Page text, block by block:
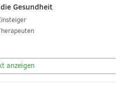
Gesundheit
anzeigen